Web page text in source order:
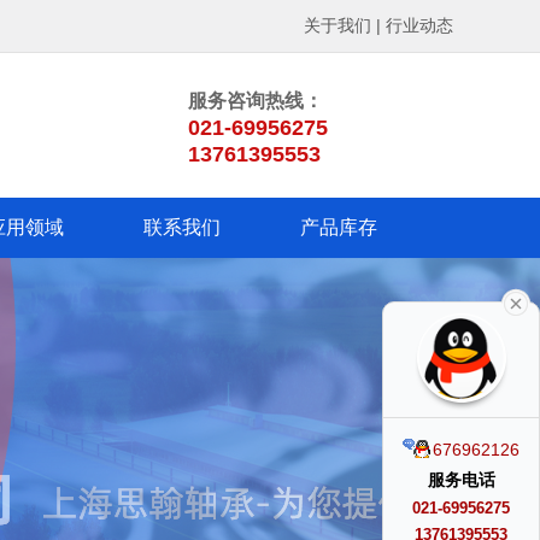
676962126
服务电话
021-69956275
13761395553
关于我们 | 行业动态
服务咨询热线：
021-69956275
13761395553
用领域 联系我们 产品库存